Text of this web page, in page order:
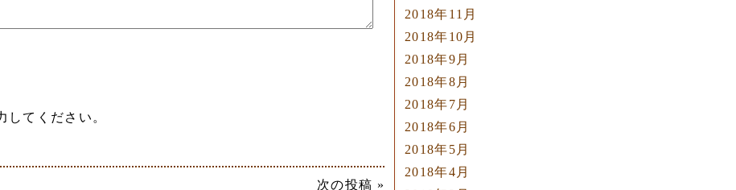
してください。
次の投稿 »
2018年11月
2018年10月
2018年9月
2018年8月
2018年7月
2018年6月
2018年5月
2018年4月